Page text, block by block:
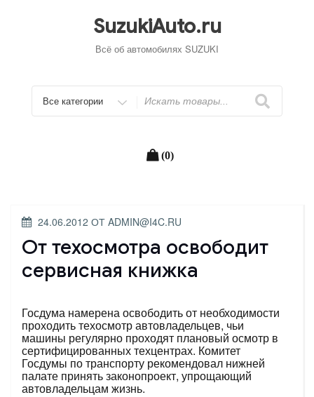
SuzukiAuto.ru
Всё об автомобилях SUZUKI
Искать
(0)
ОПУБЛИКОВАНО
24.06.2012 ОТ ADMIN@I4C.RU
От техосмотра освободит
сервисная книжка
Госдума намерена освободить от необходимости
проходить техосмотр автовладельцев, чьи
машины регулярно проходят плановый осмотр в
сертифицированных техцентрах. Комитет
Госдумы по транспорту рекомендовал нижней
палате принять законопроект, упрощающий
автовладельцам жизнь.